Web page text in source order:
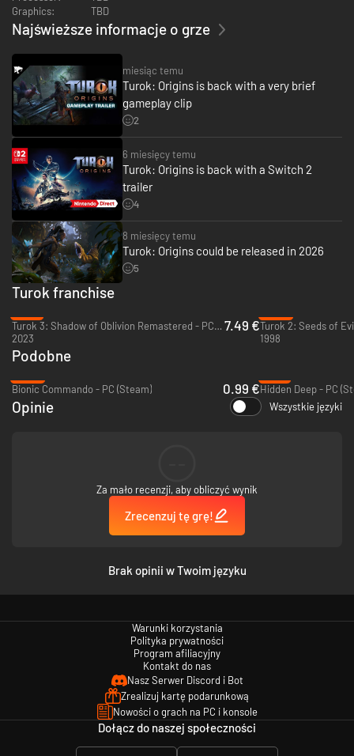
technologicznie uzbrojenie, aby siać zniszczenie na polu bitwy i
pokonywać wrogów. Do dyspozycji masz karabinki plazmowe,
blastery, karabiny snajperskie, łuki, strzelby i nie tylko.
Odblokuj moce DNA: pozyskuj DNA z poległych wrogów i ze
środowiska, aby odblokowywać potężne moce, za sprawą których
będziesz ciągle ewoluować jako wojownik. Każda moc DNA nie tylko
zmienia twój wygląd, ale też zapewnia ci umiejętności i zdolności z
opcjami ulepszeń, które mogą odwrócić losy bitwy.
śmiertelnie niebezpieczne światy na różnych planetach. Od
w każdej lokacji kryje się kolejny element niezapomnianej historii
pełnej zwrotów akcji.
Graphics:
TBD
Najświeższe informacje o grze
miesiąc temu
Turok: Origins is back with a very brief
gameplay clip
2
6 miesięcy temu
Turok: Origins is back with a Switch 2
trailer
4
8 miesięcy temu
Turok: Origins could be released in 2026
5
Turok franchise
Turok 3: Shadow of Oblivion Remastered - PC (Steam)
2023
7.49 €Turok 2: Seeds of
1998
Podobne
Bionic Commando - PC (Steam)
0.99 €Hidden Deep - PC
Opinie Wszystkie języki
Za mało recenzji, aby obliczyć wynik
Zrecenzuj tę grę!
Brak opinii w Twoim języku
Warunki korzystania
Polityka prywatności
Program afiliacyjny
Kontakt do nas
Nasz Serwer Discord i Bot
Zrealizuj kartę podarunkową
Nowości o grach na PC i konsole
Dołącz do naszej społeczności